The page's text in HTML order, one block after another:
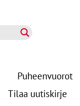
Puheenvuorot
Tilaa uutiskirje